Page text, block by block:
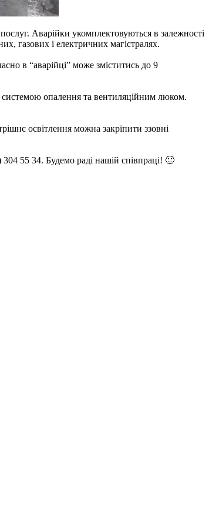
Аварійки укомплектовуються в залежності
газових і електричних магістралях.
в “аварійці” може зміститись до 9
системою опалення та вентиляційним люком.
освітлення можна закріпити ззовні
55 34. Будемо раді нашій співпраці! 🙂